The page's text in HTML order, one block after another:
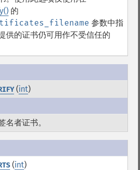
的
参数中指
供的证书仍可用作不受信任的
(int)
名者证书。
(int)